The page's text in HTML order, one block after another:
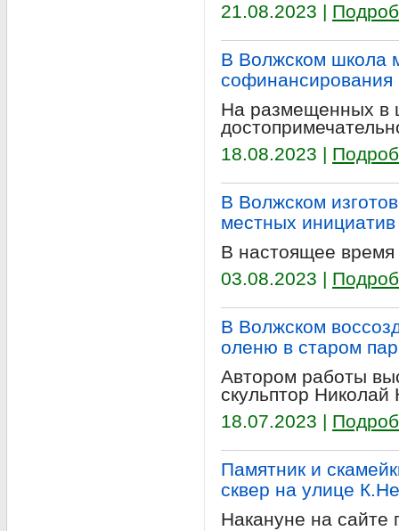
21.08.2023 |
В Волжском школа
софинансирования
На размещенных в
18.08.2023 |
В Волжском
местных инициатив
В настоящее время
03.08.2023 |
В Волжском
оленю в старом
Автором работы
скульптор Николай
18.07.2023 |
Памятник и
сквер на улице
Накануне на сайте